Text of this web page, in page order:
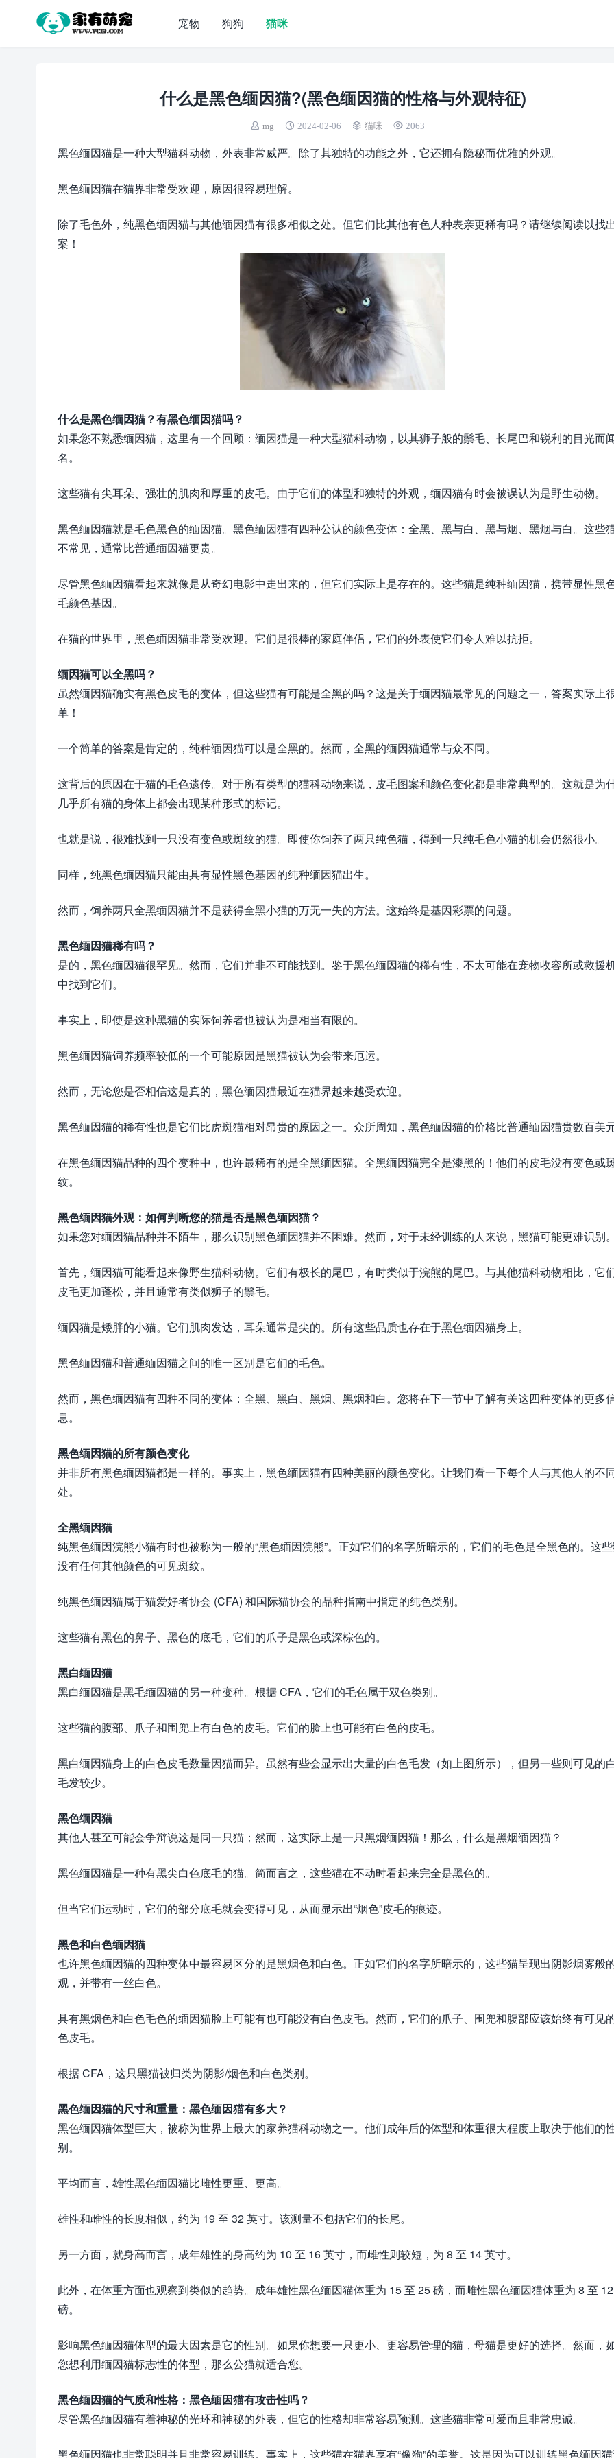
宠物 狗狗 猫咪
什么是黑色缅因猫?(黑色缅因猫的性格与外观特征)
mg 2024-02-06 猫咪 2063
黑色缅因猫是一种大型猫科动物，外表非常威严。除了其独特的功能之外，它还拥有隐秘而优雅的外观。
黑色缅因猫在猫界非常受欢迎，原因很容易理解。
除了毛色外，纯黑色缅因猫与其他缅因猫有很多相似之处。但它们比其他有色人种表亲更稀有吗？请继续阅读以找
案！
什么是黑色缅因猫？有黑色缅因猫吗？
如果您不熟悉缅因猫，这里有一个回顾：缅因猫是一种大型猫科动物，以其狮子般的鬃毛、长尾巴和锐利的目光而
名。
这些猫有尖耳朵、强壮的肌肉和厚重的皮毛。由于它们的体型和独特的外观，缅因猫有时会被误认为是野生动物。
黑色缅因猫就是毛色黑色的缅因猫。黑色缅因猫有四种公认的颜色变体：全黑、黑与白、黑与烟、黑烟与白。这些
不常见，通常比普通缅因猫更贵。
尽管黑色缅因猫看起来就像是从奇幻电影中走出来的，但它们实际上是存在的。这些猫是纯种缅因猫，携带显性黑
毛颜色基因。
在猫的世界里，黑色缅因猫非常受欢迎。它们是很棒的家庭伴侣，它们的外表使它们令人难以抗拒。
缅因猫可以全黑吗？
虽然缅因猫确实有黑色皮毛的变体，但这些猫有可能是全黑的吗？这是关于缅因猫最常见的问题之一，答案实际上
单！
一个简单的答案是肯定的，纯种缅因猫可以是全黑的。然而，全黑的缅因猫通常与众不同。
这背后的原因在于猫的毛色遗传。对于所有类型的猫科动物来说，皮毛图案和颜色变化都是非常典型的。这就是为
几乎所有猫的身体上都会出现某种形式的标记。
也就是说，很难找到一只没有变色或斑纹的猫。即使你饲养了两只纯色猫，得到一只纯毛色小猫的机会仍然很小。
同样，纯黑色缅因猫只能由具有显性黑色基因的纯种缅因猫出生。
然而，饲养两只全黑缅因猫并不是获得全黑小猫的万无一失的方法。这始终是基因彩票的问题。
黑色缅因猫稀有吗？
是的，黑色缅因猫很罕见。然而，它们并非不可能找到。鉴于黑色缅因猫的稀有性，不太可能在宠物收容所或救援
中找到它们。
事实上，即使是这种黑猫的实际饲养者也被认为是相当有限的。
黑色缅因猫饲养频率较低的一个可能原因是黑猫被认为会带来厄运。
然而，无论您是否相信这是真的，黑色缅因猫最近在猫界越来越受欢迎。
黑色缅因猫的稀有性也是它们比虎斑猫相对昂贵的原因之一。众所周知，黑色缅因猫的价格比普通缅因猫贵数百美
在黑色缅因猫品种的四个变种中，也许最稀有的是全黑缅因猫。全黑缅因猫完全是漆黑的！他们的皮毛没有变色或
纹。
黑色缅因猫外观：如何判断您的猫是否是黑色缅因猫？
如果您对缅因猫品种并不陌生，那么识别黑色缅因猫并不困难。然而，对于未经训练的人来说，黑猫可能更难识别
首先，缅因猫可能看起来像野生猫科动物。它们有极长的尾巴，有时类似于浣熊的尾巴。与其他猫科动物相比，它
皮毛更加蓬松，并且通常有类似狮子的鬃毛。
缅因猫是矮胖的小猫。它们肌肉发达，耳朵通常是尖的。所有这些品质也存在于黑色缅因猫身上。
黑色缅因猫和普通缅因猫之间的唯一区别是它们的毛色。
然而，黑色缅因猫有四种不同的变体：全黑、黑白、黑烟、黑烟和白。您将在下一节中了解有关这四种变体的更多
息。
黑色缅因猫的所有颜色变化
并非所有黑色缅因猫都是一样的。事实上，黑色缅因猫有四种美丽的颜色变化。让我们看一下每个人与其他人的不
处。
全黑缅因猫
纯黑色缅因浣熊小猫有时也被称为一般的“黑色缅因浣熊”。正如它们的名字所暗示的，它们的毛色是全黑色的。这
没有任何其他颜色的可见斑纹。
纯黑色缅因猫属于猫爱好者协会 (CFA) 和国际猫协会的品种指南中指定的纯色类别。
这些猫有黑色的鼻子、黑色的底毛，它们的爪子是黑色或深棕色的。
黑白缅因猫
黑白缅因猫是黑毛缅因猫的另一种变种。根据 CFA，它们的毛色属于双色类别。
这些猫的腹部、爪子和围兜上有白色的皮毛。它们的脸上也可能有白色的皮毛。
黑白缅因猫身上的白色皮毛数量因猫而异。虽然有些会显示出大量的白色毛发（如上图所示），但另一些则可见的
毛发较少。
黑色缅因猫
其他人甚至可能会争辩说这是同一只猫；然而，这实际上是一只黑烟缅因猫！那么，什么是黑烟缅因猫？
黑色缅因猫是一种有黑尖白色底毛的猫。简而言之，这些猫在不动时看起来完全是黑色的。
但当它们运动时，它们的部分底毛就会变得可见，从而显示出“烟色”皮毛的痕迹。
黑色和白色缅因猫
也许黑色缅因猫的四种变体中最容易区分的是黑烟色和白色。正如它们的名字所暗示的，这些猫呈现出阴影烟雾般
观，并带有一丝白色。
具有黑烟色和白色毛色的缅因猫脸上可能有也可能没有白色皮毛。然而，它们的爪子、围兜和腹部应该始终有可见
色皮毛。
根据 CFA，这只黑猫被归类为阴影/烟色和白色类别。
黑色缅因猫的尺寸和重量：黑色缅因猫有多大？
黑色缅因猫体型巨大，被称为世界上最大的家养猫科动物之一。他们成年后的体型和体重很大程度上取决于他们的
别。
平均而言，雄性黑色缅因猫比雌性更重、更高。
雄性和雌性的长度相似，约为 19 至 32 英寸。该测量不包括它们的长尾。
另一方面，就身高而言，成年雄性的身高约为 10 至 16 英寸，而雌性则较短，为 8 至 14 英寸。
此外，在体重方面也观察到类似的趋势。成年雄性黑色缅因猫体重为 15 至 25 磅，而雌性黑色缅因猫体重为 8 至 12
磅。
影响黑色缅因猫体型的最大因素是它的性别。如果你想要一只更小、更容易管理的猫，母猫是更好的选择。然而，
您想利用缅因猫标志性的体型，那么公猫就适合您。
黑色缅因猫的气质和性格：黑色缅因猫有攻击性吗？
尽管黑色缅因猫有着神秘的光环和神秘的外表，但它的性格却非常容易预测。这些猫非常可爱而且非常忠诚。
黑色缅因猫也非常聪明并且非常容易训练。事实上，这些猫在猫界享有“像狗”的美誉。这是因为可以训练黑色缅因